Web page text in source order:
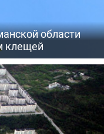
области
клещей